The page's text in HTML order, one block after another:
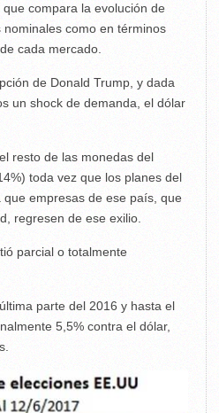
compara la evolución de
como en términos
cada mercado.
de Donald Trump, y dada
un shock de demanda, el dólar
resto de las monedas del
toda vez que los planes del
empresas de ese país, que
regresen de ese exilio.
parcial o totalmente
parte del 2016 y hasta el
5,5% contra el dólar,